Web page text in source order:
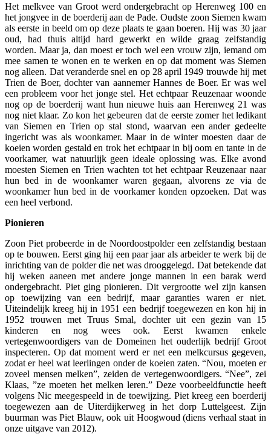
Het melkvee van Groot werd ondergebracht op Herenweg 100 en
het jongvee in de boerderij aan de Pade. Oudste zoon Siemen kwam
als eerste in beeld om op deze plaats te gaan boeren. Hij was 30 jaar
oud, had thuis altijd hard gewerkt en wilde graag zelfstandig
worden. Maar ja, dan moest er toch wel een vrouw zijn, iemand om
mee samen te wonen en te werken en op dat moment was Siemen
nog alleen. Dat veranderde snel en op 28 april 1949 trouwde hij met
Trien de Boer, dochter van aannemer Hannes de Boer. Er was wel
een probleem voor het jonge stel. Het echtpaar Reuzenaar woonde
nog op de boerderij want hun nieuwe huis aan Herenweg 21 was
nog niet klaar. Zo kon het gebeuren dat de eerste zomer het ledikant
van Siemen en Trien op stal stond, waarvan een ander gedeelte
ingericht was als woonkamer. Maar in de winter moesten daar de
koeien worden gestald en trok het echtpaar in bij oom en tante in de
voorkamer, wat natuurlijk geen ideale oplossing was. Elke avond
moesten Siemen en Trien wachten tot het echtpaar Reuzenaar naar
hun bed in de woonkamer waren gegaan, alvorens ze via de
woonkamer hun bed in de voorkamer konden opzoeken. Dat was
een heel verbond.
Pionieren
Zoon Piet probeerde in de Noordoostpolder een zelfstandig bestaan
op te bouwen. Eerst ging hij een paar jaar als arbeider te werk bij de
inrichting van de polder die net was drooggelegd. Dat betekende dat
hij weken aaneen met andere jonge mannen in een barak werd
ondergebracht. Piet ging pionieren. Dit vergrootte wel zijn kansen
op toewijzing van een bedrijf, maar garanties waren er niet.
Uiteindelijk kreeg hij in 1951 een bedrijf toegewezen en kon hij in
1952 trouwen met Truus Smal, dochter uit een gezin van 15
kinderen en nog wees ook. Eerst kwamen enkele
vertegenwoordigers van de Domeinen het ouderlijk bedrijf Groot
inspecteren. Op dat moment werd er net een melkcursus gegeven,
zodat er heel wat leerlingen onder de koeien zaten. “Nou, moeten er
zoveel mensen melken”, zeiden de vertegenwoordigers. “Nee”, zei
Klaas, ”ze moeten het melken leren.” Deze voorbeeldfunctie heeft
volgens Nic meegespeeld in de toewijzing. Piet kreeg een boerderij
toegewezen aan de Uiterdijkerweg in het dorp Luttelgeest. Zijn
buurman was Piet Blauw, ook uit Hoogwoud (diens verhaal staat in
onze uitgave van 2012).